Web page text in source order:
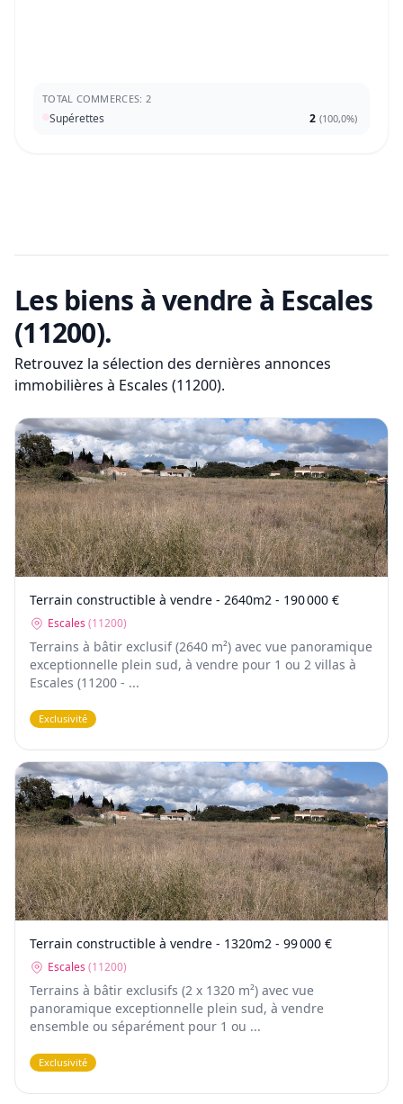
TOTAL COMMERCES: 2
Supérettes 2 (100,0%)
Les biens à vendre à Escales
(11200).
Retrouvez la sélection des dernières annonces
immobilières à Escales (11200).
Terrain constructible à vendre - 2640m2 - 190 000 €
Escales (11200)
Terrains à bâtir exclusif (2640 m²) avec vue panoramique
exceptionnelle plein sud, à vendre pour 1 ou 2 villas à
Escales (11200 - ...
Exclusivité
Terrain constructible à vendre - 1320m2 - 99 000 €
Escales (11200)
Terrains à bâtir exclusifs (2 x 1320 m²) avec vue
panoramique exceptionnelle plein sud, à vendre
ensemble ou séparément pour 1 ou ...
Exclusivité